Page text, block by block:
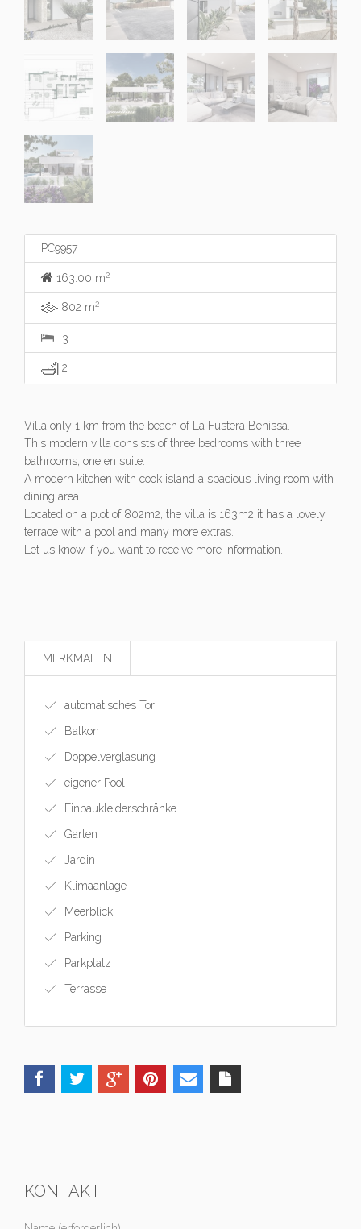
PC9957
163.00 m2
802 m2
3
2
Villa only 1 km from the beach of La Fustera Benissa.
This modern villa consists of three bedrooms with three
bathrooms, one en suite.
A modern kitchen with cook island a spacious living room with
dining area.
Located on a plot of 802m2, the villa is 163m2 it has a lovely
terrace with a pool and many more extras.
Let us know if you want to receive more information.
MERKMALEN
automatisches Tor
Balkon
Doppelverglasung
eigener Pool
Einbaukleiderschränke
Garten
Jardin
Klimaanlage
Meerblick
Parking
Parkplatz
Terrasse
KONTAKT